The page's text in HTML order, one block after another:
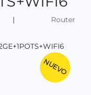
| Router
NUEVO